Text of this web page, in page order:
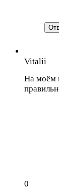
Vitalii
На моём
0